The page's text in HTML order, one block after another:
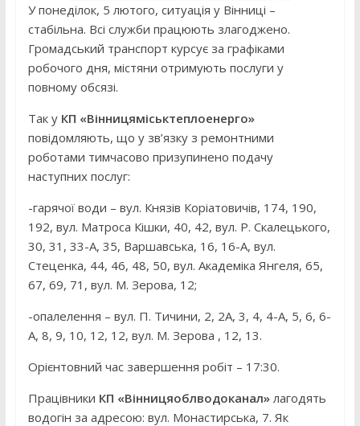
У понеділок, 5 лютого, ситуація у Вінниці –
стабільна. Всі служби працюють злагоджено.
Громадський транспорт курсує за графіками
робочого дня, містяни отримують послуги у
повному обсязі.
Так у КП «Вінницяміськтеплоенерго»
повідомляють, що у зв’язку з ремонтними
роботами тимчасово призупинено подачу
наступних послуг:
-гарячої води – вул. Князів Коріатовичів, 174, 190,
192, вул. Матроса Кішки, 40, 42, вул. Р. Скалецького,
30, 31, 33-А, 35, Варшавська, 16, 16-А, вул.
Стеценка, 44, 46, 48, 50, вул. Академіка Янгеля, 65,
67, 69, 71, вул. М. Зерова, 12;
-опалелення – вул. П. Тичини, 2, 2А, 3, 4, 4-А, 5, 6, 6-
А, 8, 9, 10, 12, 12, вул. М. Зерова , 12, 13.
Орієнтовний час завершення робіт – 17:30.
Працівники КП «Вінницяоблводоканал»лагодять
водогін за адресою: вул. Монастирська, 7. Як